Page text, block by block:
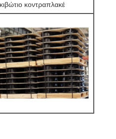
κοντραπλακέ